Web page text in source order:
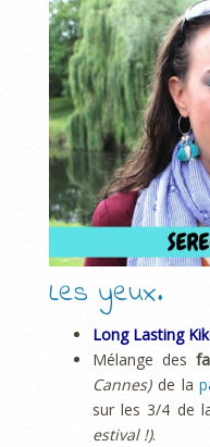
Les yeux.
Long Lasting
Mélange des
Cannes)de la
sur les 3/4 de
estival !).